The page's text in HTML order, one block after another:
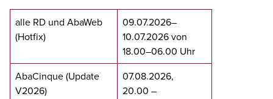
alle RD und AbaWeb
(Hotfix)
09.07.2026–
10.07.2026 von
18.00–06.00 Uhr
AbaCinque (Update
V2026)
07.08.2026,
20.00 –